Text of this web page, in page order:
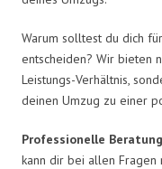
Warum solltest du dich
entscheiden? Wir bieten
Leistungs-Verhältnis,
deinen Umzug zu einer
Professionelle
kann dir bei allen Fragen